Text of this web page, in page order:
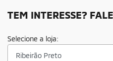
TEM INTERESSE?
Selecione a loja: